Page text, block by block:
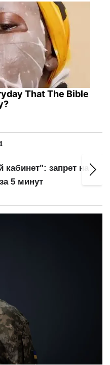
That The Bible
комиссия